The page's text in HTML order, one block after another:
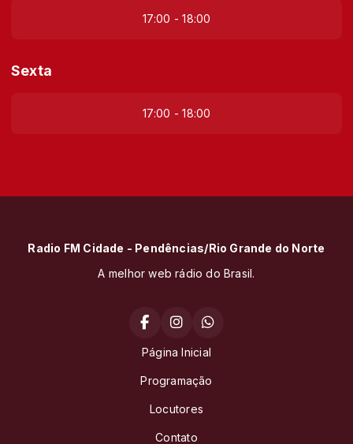
17:00 - 18:00
Sexta
17:00 - 18:00
Radio FM Cidade - Pendências/Rio Grande do Norte
A melhor web rádio do Brasil.
Página Inicial
Programação
Locutores
Contato